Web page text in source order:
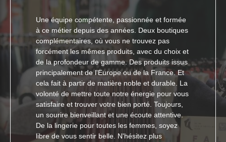
Une équipe compétente, passionnée et formée
à ce métier depuis des années. Deux boutiques
complémentaires, où vous ne trouvez pas
forcément les mêmes produits, avec du choix et
de la profondeur de gamme. Des produits issus
principalement de l'Europe ou de la France. Et
cela fait à partir de matière noble et durable. La
volonté de mettre toute notre énergie pour vous
satisfaire et trouver votre bien porté. Toujours,
un sourire bienveillant et une écoute attentive.
De la lingerie pour toutes les femmes, soyez
libre de vous sentir belle. N'hésitez plus